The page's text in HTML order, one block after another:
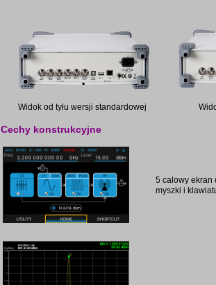
Widok od tyłu wersji standardowej
Cechy konstrukcyjne
5 calowy ekran
myszki i